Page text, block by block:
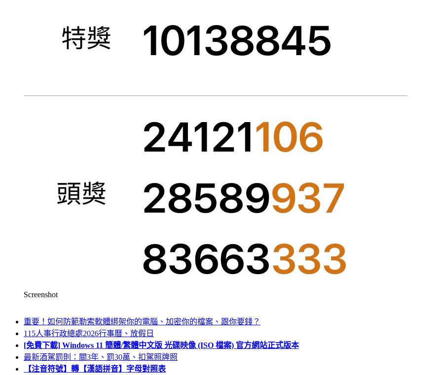
Screenshot
重要！如何防範勒索軟體綁架你的電腦、加密你的檔案、跟你要錢？
115人事行政總處2026行事曆、放假日
[免費下載] Windows 11 簡體/繁體中文版 光碟映像 (ISO 檔案) 官方網站正式版本
最新酒駕罰則：關3年、罰30萬、扣駕照牌照
【注音符號】轉【漢語拼音】字母對照表